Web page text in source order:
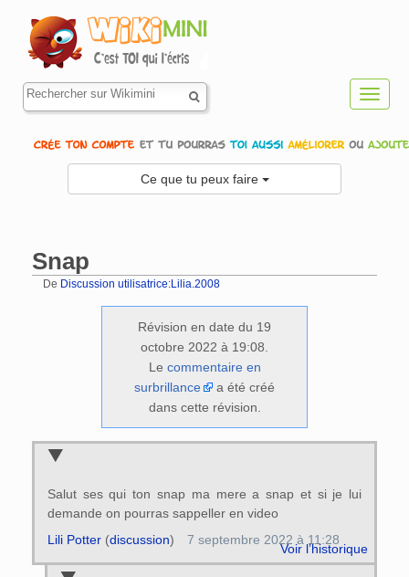
Ce que tu peux faire
Snap
De Discussion utilisatrice:Lilia.2008
Révision en date du 19
octobre 2022 à 19:08.
Le commentaire en
surbrillance
a été créé
dans cette révision.
Salut ses qui ton snap ma mere a snap et si je lui
demande on pourras sappeller en video
Voir l’historique
Lili Potter(discussion) 7 septembre 2022 à 11:28